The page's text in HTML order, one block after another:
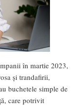
în martie 2023,
și trandafirii,
buchetele simple de
care potrivit